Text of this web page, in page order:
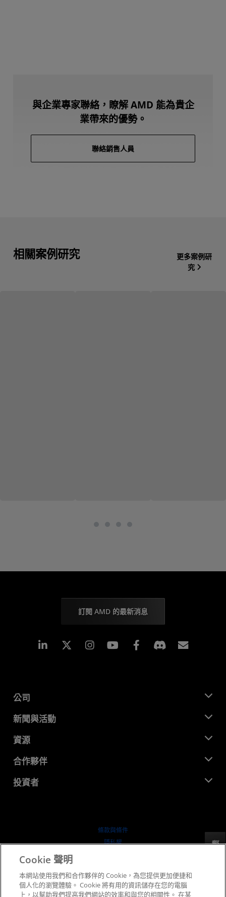
與企業專家聯絡，瞭解 AMD 能為貴企
業帶來的優勢。
聯絡銷售人員
相關案例研究
更多案例研
究
反馈
訂閱 AMD 的最新消息
Linkedin Instagram Facebook
公司
關於 AMD
企業責任
招聘
聯絡我們
新聞與活動
新聞室
媒體庫
資源
開發者中心
案例研究
合作夥伴
AMD 合作夥伴中心
投資者
條款與條件
隱私權
公平公開競爭
英國稅務策略
Cookie 聲明
本網站使用我們和合作夥伴的 Cookie，為您提供更加便捷和
個人化的瀏覽體驗。 Cookie 將有用的資訊儲存在您的電腦
上，以幫助我們提高我們網站的效率和與您的相關性。 在某